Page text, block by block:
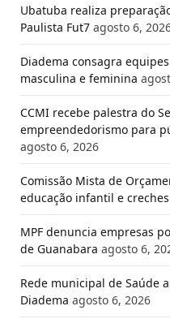
Ubatuba realiza
Paulista Fut7 agosto 6,
Diadema consagra
masculina e feminina
CCMI recebe palestra do
empreendedorismo para
agosto 6, 2026
Comissão Mista de
educação infantil e creches
MPF denuncia empresas
de Guanabara agosto 6,
Rede municipal de Saúde
Diadema agosto 6, 2026